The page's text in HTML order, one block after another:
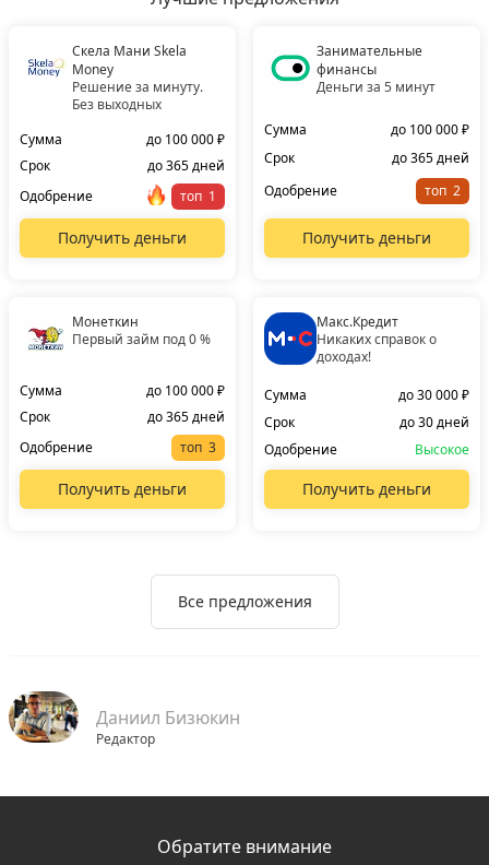
Скела Мани Skela
Money
Решение за минуту.
Без выходных
Сумма
до 100 000 ₽
Срок
до 365 дней
Одобрение
топ
Получить деньги
Занимательные
финансы
Деньги за 5 минут
Сумма
до 100 000 ₽
Срок
до 365 дней
Одобрение
топ
Получить деньги
Монеткин
Первый займ под 0 %
Сумма
до 100 000 ₽
Срок
до 365 дней
Одобрение
топ
Получить деньги
Макс.Кредит
Никаких справок о
доходах!
Сумма
до 30 000 ₽
Срок
до 30 дней
Одобрение
Высокое
Получить деньги
Все предложения
Даниил Бизюкин
Редактор
Обратите внимание